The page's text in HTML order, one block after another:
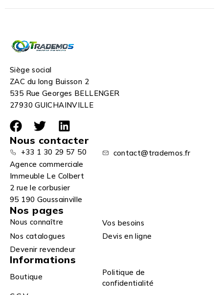
Siège social
ZAC du long Buisson 2
535 Rue Georges BELLENGER
27930 GUICHAINVILLE
Nous contacter
+33 1 30 29 57 50
contact@trademos.fr
Agence commerciale
Immeuble Le Colbert
2 rue le corbusier
95 190 Goussainville
Nos pages
Nous connaître
Vos besoins
Nos catalogues
Devis en ligne
Devenir revendeur
Informations
Boutique
Politique de
confidentialité